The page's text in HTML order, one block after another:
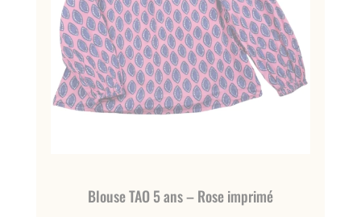
Blouse TAO 5 ans – Rose imprimé